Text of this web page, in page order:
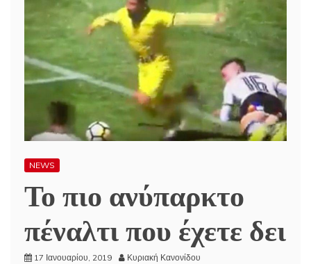
NEWS
Το πιο ανύπαρκτο
πέναλτι που έχετε δει
17 Ιανουαρίου, 2019 Κυριακή Κανονίδου